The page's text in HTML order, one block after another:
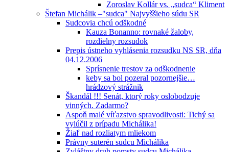
Zoroslav Kollár vs. „sudca“ Kliment
Štefan Michálik –"sudca" Najvyššieho súdu SR
Sudcovia chcú odškodné
Kauza Bonanno: rovnaké žaloby,
rozdielny rozsudok
Prepis ústneho vyhlásenia rozsudku NS SR, dňa
04.12.2006
Sprísnenie trestov za odškodnenie
keby sa bol pozeral pozornejšie…
hrádzový strážnik
Škandál !!! Senát, ktorý roky oslobodzuje
vinných. Zadarmo?
Aspoň malé víťazstvo spravodlivosti: Tichý sa
vylúčil z prípadu Michálika!
Žiaľ nad rozliatym mliekom
Právny suterén sudcu Michálika